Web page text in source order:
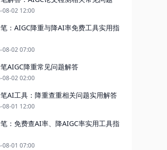
08-02 12:00
：AIGC降重与降AI率免费工具实用指
08-02 07:00
AIGC降重常见问题解答
08-02 02:00
AI工具：降重查重相关问题实用解答
08-01 12:00
：免费查AI率、降AIGC率实用工具指
08-01 07:00